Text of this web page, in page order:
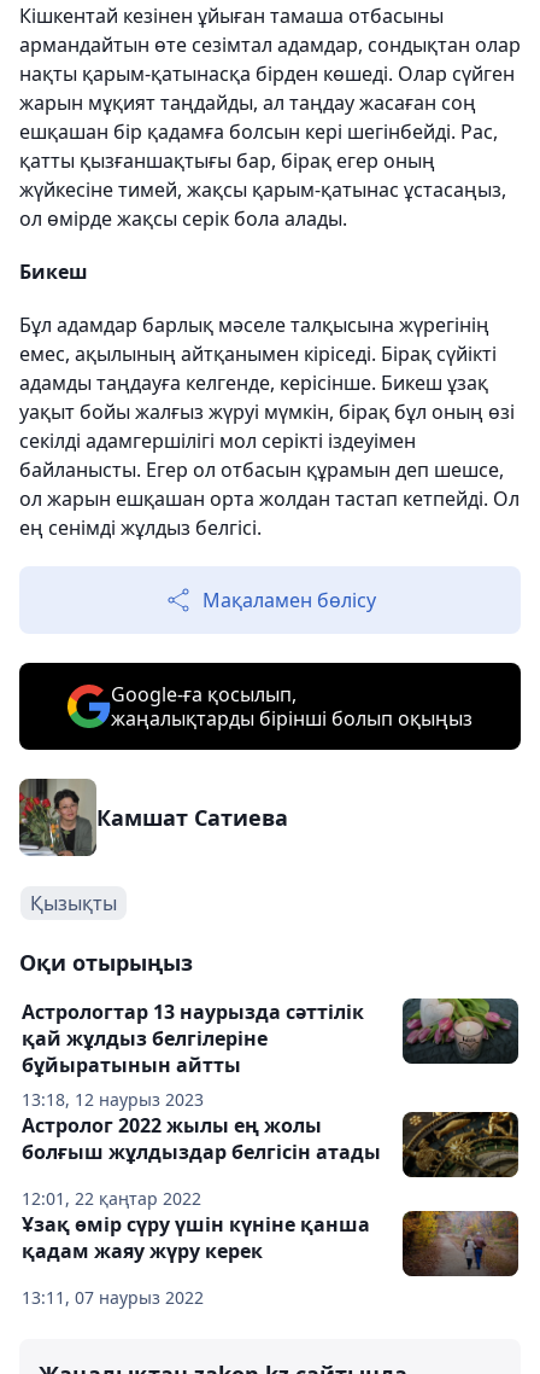
Кішкентай кезінен ұйыған тамаша отбасыны
армандайтын өте сезімтал адамдар, сондықтан олар
нақты қарым-қатынасқа бірден көшеді. Олар сүйген
жарын мұқият таңдайды, ал таңдау жасаған соң
ешқашан бір қадамға болсын кері шегінбейді. Рас,
қатты қызғаншақтығы бар, бірақ егер оның
жүйкесіне тимей, жақсы қарым-қатынас ұстасаңыз,
ол өмірде жақсы серік бола алады.
Бикеш
Бұл адамдар барлық мәселе талқысына жүрегінің
емес, ақылының айтқанымен кіріседі. Бірақ сүйікті
адамды таңдауға келгенде, керісінше. Бикеш ұзақ
уақыт бойы жалғыз жүруі мүмкін, бірақ бұл оның өзі
секілді адамгершілігі мол серікті іздеуімен
байланысты. Егер ол отбасын құрамын деп шешсе,
ол жарын ешқашан орта жолдан тастап кетпейді. Ол
ең сенімді жұлдыз белгісі.
Мақаламен бөлісу
Google-ға қосылып,
жаңалықтарды бірінші болып оқыңыз
Камшат Сатиева
Қызықты
Оқи отырыңыз
13:18, 12 наурыз 2023
Астрологтар 13 наурызда сәттілік
қай жұлдыз белгілеріне
бұйыратынын айтты
12:01, 22 қаңтар 2022
Астролог 2022 жылы ең жолы
болғыш жұлдыздар белгісін атады
13:11, 07 наурыз 2022
Ұзақ өмір сүру үшін күніне қанша
қадам жаяу жүру керек